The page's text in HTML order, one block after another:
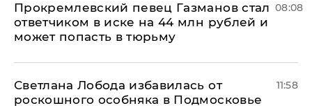
Прокремлевский певец Газманов стал
ответчиком в иске на 44 млн рублей и
может попасть в тюрьму
08:08
Светлана Лобода избавилась от
роскошного особняка в Подмосковье
11:58